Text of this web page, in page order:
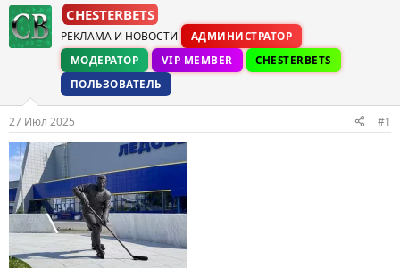
т
о
р
ы
т
а
н
а
ч
а
л
CHESTERBETS
РЕКЛАМА И НОВОСТИ
АДМИНИСТРАТОР
МОДЕРАТОР
VIP MEMBER
CHESTERBETS
ПОЛЬЗОВАТЕЛЬ
27 Июл 2025 #1